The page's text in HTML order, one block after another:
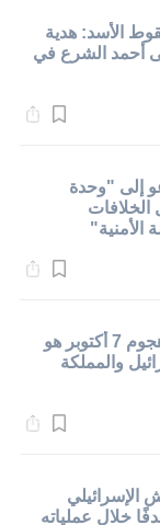
الأسد: هدية
أحمد الشرع في
إلى "وحدة
الأمنية"
خامنئي: "أحد أهداف هجوم 7 أكتوبر هو
والمملكة
الإسرائيلي
أكثر من 120 هدفًا خلال عملياته